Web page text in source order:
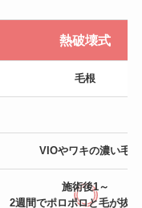
熱破壊式
毛根
VIOやワキの濃い毛
施術後1～
2週間でポロポロと毛が抜